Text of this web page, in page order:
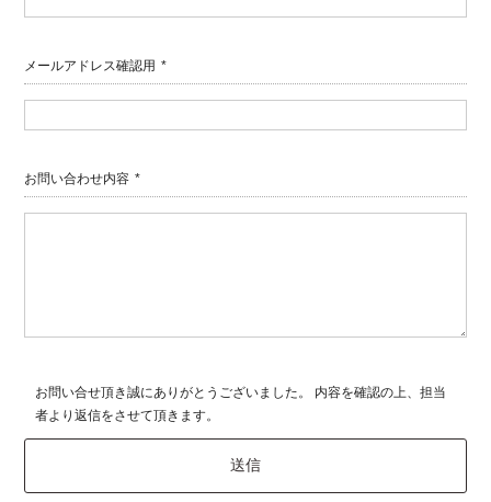
メールアドレス確認用 *
お問い合わせ内容 *
お問い合せ頂き誠にありがとうございました。 内容を確認の上、担当
者より返信をさせて頂きます。